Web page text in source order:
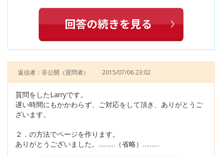
返信者：非公開 （質問者） 2015/07/06 23:02
質問をしたLarryです。
遅い時間にもかかわらず、ご対応をして頂き、ありがとうご
ざいます。
２．の方法でページを作ります。
ありがとうございました。………（省略）………